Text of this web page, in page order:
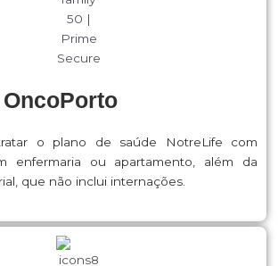
OncoPorto
o plano de saúde NotreLife com
enfermaria ou apartamento, além da
que não inclui internações.